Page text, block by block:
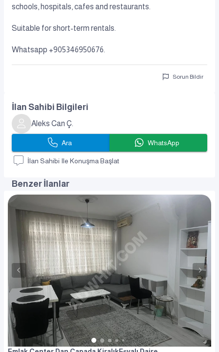
schools, hospitals, cafes and restaurants.
Suitable for short-term rentals.
Whatsapp +905346950676.
Sorun Bildir
İlan Sahibi Bilgileri
Aleks Can Ç.
Ara WhatsApp
İlan Sahibi Ile Konuşma Başlat
Benzer İlanlar